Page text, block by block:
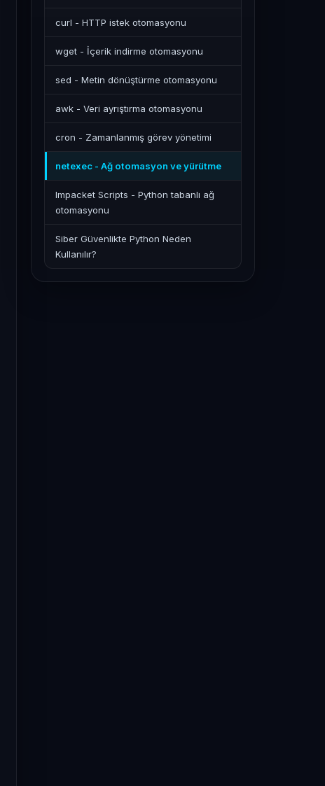
curl - HTTP istek otomasyonu
wget - İçerik indirme otomasyonu
sed - Metin dönüştürme otomasyonu
awk - Veri ayrıştırma otomasyonu
cron - Zamanlanmış görev yönetimi
netexec - Ağ otomasyon ve yürütme
Impacket Scripts - Python tabanlı ağ
otomasyonu
Siber Güvenlikte Python Neden
Kullanılır?